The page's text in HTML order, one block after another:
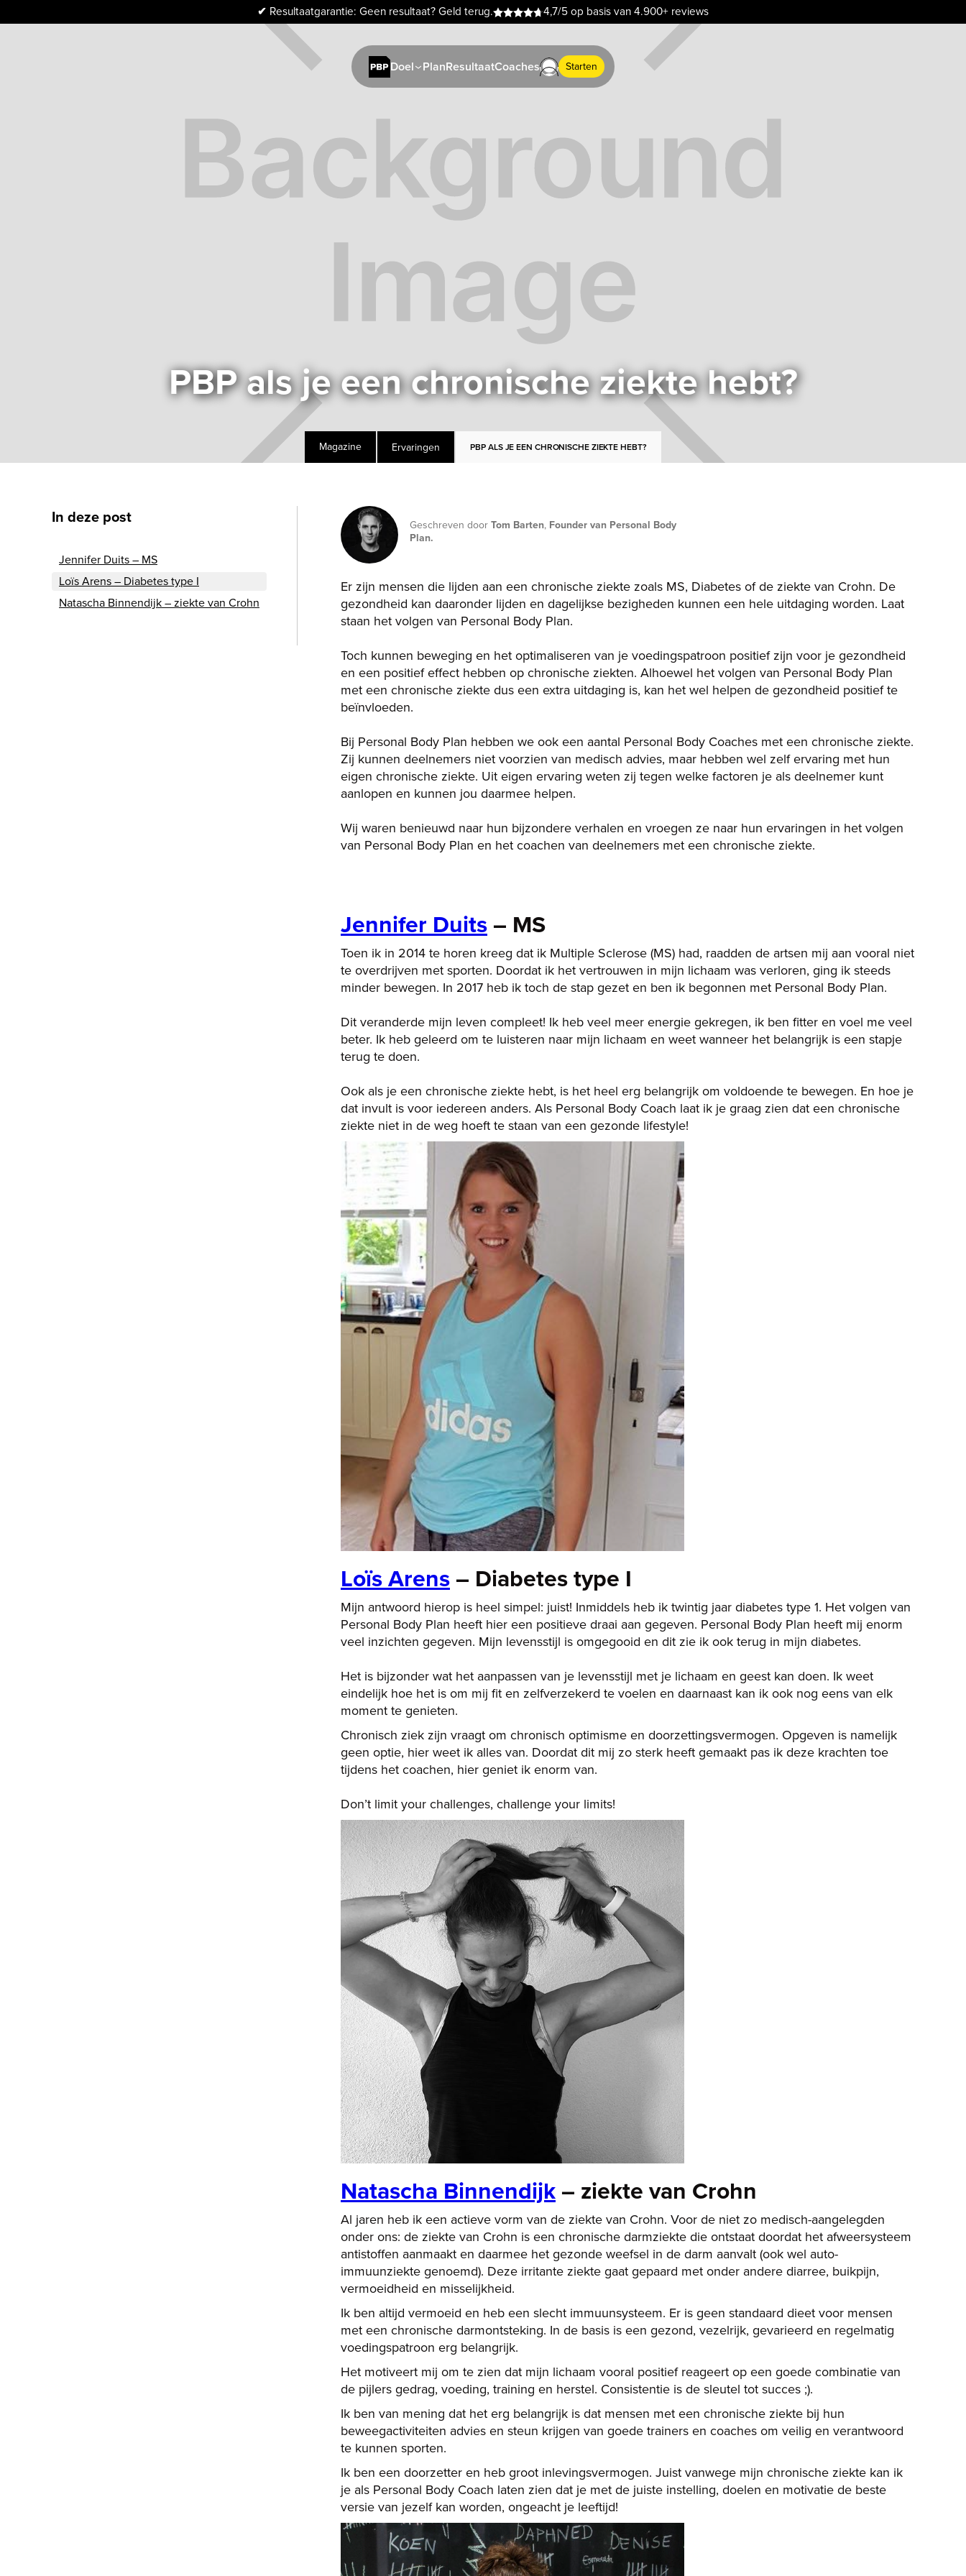
✔ Resultaatgarantie: Geen resultaat? Geld terug. 4,7/5 op basis van 4.900+ reviews
Doel PlanResultaatCoaches Starten
PBP als je een chronische ziekte hebt?
Magazine Ervaringen PBP ALS JE EEN CHRONISCHE ZIEKTE HEBT?
In deze post
‍Jennifer Duits – MS
Loïs Arens – Diabetes type I
Natascha Binnendijk – ziekte van Crohn
Geschreven door Tom Barten, Founder van Personal Body
Plan.
Er zijn mensen die lijden aan een chronische ziekte zoals MS, Diabetes of de ziekte van Crohn. De
gezondheid kan daaronder lijden en dagelijkse bezigheden kunnen een hele uitdaging worden. Laat
staan het volgen van Personal Body Plan.
Toch kunnen beweging en het optimaliseren van je voedingspatroon positief zijn voor je gezondheid
en een positief effect hebben op chronische ziekten. Alhoewel het volgen van Personal Body Plan
met een chronische ziekte dus een extra uitdaging is, kan het wel helpen de gezondheid positief te
beïnvloeden.
Bij Personal Body Plan hebben we ook een aantal Personal Body Coaches met een chronische ziekte.
Zij kunnen deelnemers niet voorzien van medisch advies, maar hebben wel zelf ervaring met hun
eigen chronische ziekte. Uit eigen ervaring weten zij tegen welke factoren je als deelnemer kunt
aanlopen en kunnen jou daarmee helpen.
Wij waren benieuwd naar hun bijzondere verhalen en vroegen ze naar hun ervaringen in het volgen
van Personal Body Plan en het coachen van deelnemers met een chronische ziekte.
Jennifer Duits– MS
Toen ik in 2014 te horen kreeg dat ik Multiple Sclerose (MS) had, raadden de artsen mij aan vooral niet
te overdrijven met sporten. Doordat ik het vertrouwen in mijn lichaam was verloren, ging ik steeds
minder bewegen. In 2017 heb ik toch de stap gezet en ben ik begonnen met Personal Body Plan.
Dit veranderde mijn leven compleet! Ik heb veel meer energie gekregen, ik ben fitter en voel me veel
beter. Ik heb geleerd om te luisteren naar mijn lichaam en weet wanneer het belangrijk is een stapje
terug te doen.
Ook als je een chronische ziekte hebt, is het heel erg belangrijk om voldoende te bewegen. En hoe je
dat invult is voor iedereen anders. Als Personal Body Coach laat ik je graag zien dat een chronische
ziekte niet in de weg hoeft te staan van een gezonde lifestyle!
Loïs Arens– Diabetes type I
Mijn antwoord hierop is heel simpel: juist! Inmiddels heb ik twintig jaar diabetes type 1. Het volgen van
Personal Body Plan heeft hier een positieve draai aan gegeven. Personal Body Plan heeft mij enorm
veel inzichten gegeven. Mijn levensstijl is omgegooid en dit zie ik ook terug in mijn diabetes.
Het is bijzonder wat het aanpassen van je levensstijl met je lichaam en geest kan doen. Ik weet
eindelijk hoe het is om mij fit en zelfverzekerd te voelen en daarnaast kan ik ook nog eens van elk
moment te genieten.
Chronisch ziek zijn vraagt om chronisch optimisme en doorzettingsvermogen. Opgeven is namelijk
geen optie, hier weet ik alles van. Doordat dit mij zo sterk heeft gemaakt pas ik deze krachten toe
tijdens het coachen, hier geniet ik enorm van.
Don’t limit your challenges, challenge your limits!
Natascha Binnendijk– ziekte van Crohn
Al jaren heb ik een actieve vorm van de ziekte van Crohn. Voor de niet zo medisch-aangelegden
onder ons: de ziekte van Crohn is een chronische darmziekte die ontstaat doordat het afweersysteem
antistoffen aanmaakt en daarmee het gezonde weefsel in de darm aanvalt (ook wel auto-
immuunziekte genoemd). Deze irritante ziekte gaat gepaard met onder andere diarree, buikpijn,
vermoeidheid en misselijkheid.
Ik ben altijd vermoeid en heb een slecht immuunsysteem. Er is geen standaard dieet voor mensen
met een chronische darmontsteking. In de basis is een gezond, vezelrijk, gevarieerd en regelmatig
voedingspatroon erg belangrijk.
Het motiveert mij om te zien dat mijn lichaam vooral positief reageert op een goede combinatie van
de pijlers gedrag, voeding, training en herstel. Consistentie is de sleutel tot succes ;).
Ik ben van mening dat het erg belangrijk is dat mensen met een chronische ziekte bij hun
beweegactiviteiten advies en steun krijgen van goede trainers en coaches om veilig en verantwoord
te kunnen sporten.
Ik ben een doorzetter en heb groot inlevingsvermogen. Juist vanwege mijn chronische ziekte kan ik
je als Personal Body Coach laten zien dat je met de juiste instelling, doelen en motivatie de beste
versie van jezelf kan worden, ongeacht je leeftijd!